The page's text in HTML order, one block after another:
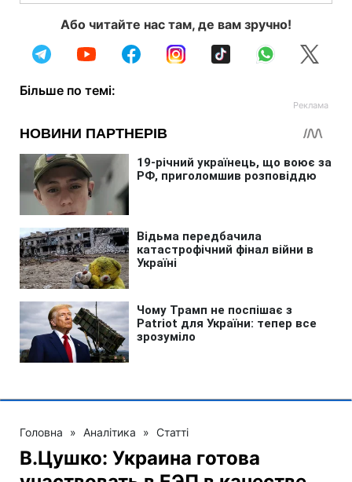
Або читайте нас там, де вам зручно!
Більше по темі:
Головна » Аналітика » Статті
В.Цушко: Украина готова